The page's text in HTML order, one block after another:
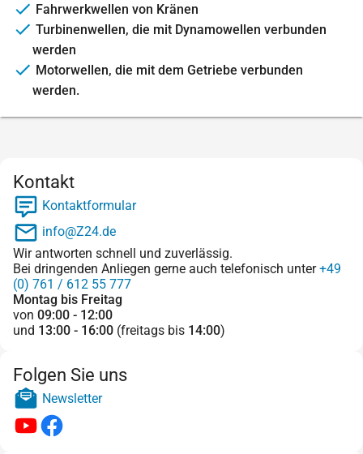
Fahrwerkwellen von Kränen
Turbinenwellen, die mit Dynamowellen verbunden
werden
Motorwellen, die mit dem Getriebe verbunden
werden.
Kontakt
Kontaktformular
info@Z24.de
Wir antworten schnell und zuverlässig.
Bei dringenden Anliegen gerne auch telefonisch unter+49
(0) 761 / 612 55 777
Montag bis Freitag
von 09:00 - 12:00
und 13:00 - 16:00 (freitags bis 14:00)
Folgen Sie uns
Newsletter